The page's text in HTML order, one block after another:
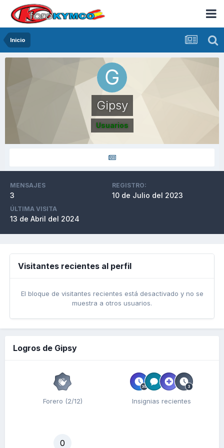
Inicio
Gipsy
Usuarios
MENSAJES
3
REGISTRO:
10 de Julio del 2023
ÚLTIMA VISITA
13 de Abril del 2024
Visitantes recientes al perfil
El bloque de visitantes recientes está desactivado y no se
muestra a otros usuarios.
Logros de Gipsy
Forero (2/12) Insignias recientes
0